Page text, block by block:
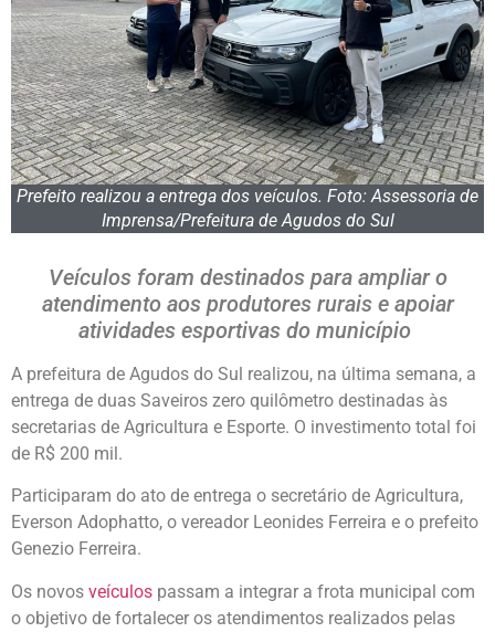
Prefeito realizou a entrega dos veículos. Foto: Assessoria de
Imprensa/Prefeitura de Agudos do Sul
Veículos foram destinados para ampliar o
atendimento aos produtores rurais e apoiar
atividades esportivas do município
A prefeitura de Agudos do Sul realizou, na última semana, a
entrega de duas Saveiros zero quilômetro destinadas às
secretarias de Agricultura e Esporte. O investimento total foi
de R$ 200 mil.
Participaram do ato de entrega o secretário de Agricultura,
Everson Adophatto, o vereador Leonides Ferreira e o prefeito
Genezio Ferreira.
Os novos veículos passam a integrar a frota municipal com
o objetivo de fortalecer os atendimentos realizados pelas